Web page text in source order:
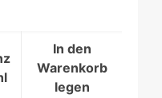
In den
Warenkorb
legen